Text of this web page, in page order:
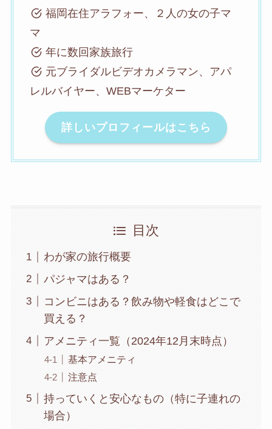
福岡在住アラフォー、２人の女の子マ
マ
年に数回家族旅行
元ブライダルビデオカメラマン、アパ
レルバイヤー、WEBマーケター
詳しいプロフィールはこちら
目次
わが家の旅行概要
パジャマはある？
コンビニはある？飲み物や軽食はどこで
買える？
アメニティ一覧（2024年12月末時点）
基本アメニティ
注意点
持っていくと安心なもの（特に子連れの
場合）